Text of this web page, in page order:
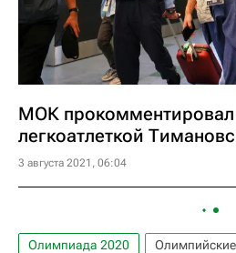
МОК прокомментировал
легкоатлеткой
3 августа 2021, 06:04
Олимпиада 2020